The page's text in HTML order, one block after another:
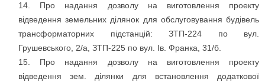
Про надання дозволу на виготовлення проекту
відведення земельних ділянок для обслуговування будівель
трансформаторних підстанцій: ЗТП-224 по вул.
Грушевського, 2/а, ЗТП-225 по вул. Ів. Франка, 31/б.
Про надання дозволу на виготовлення проекту
відведення зем. ділянки для встановлення додаткової